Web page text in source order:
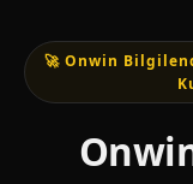
🚀 Onwin